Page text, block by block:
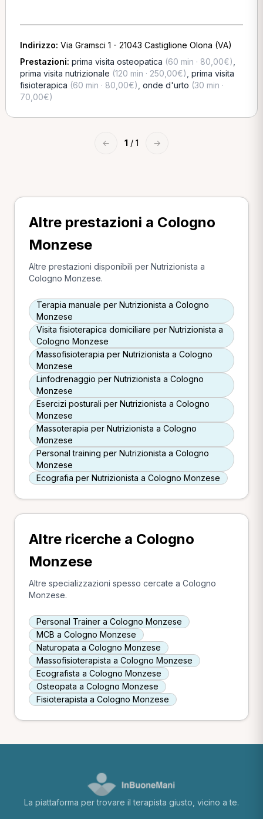
Indirizzo: Via Gramsci 1 - 21043 Castiglione Olona (VA)
Prestazioni: prima visita osteopatica (60 min · 80,00€)
prima visita nutrizionale (120 min · 250,00€) prima visita
fisioterapica (60 min · 80,00€) onde d'urto (30 min ·
70,00€)
← 1 / 1 →
Altre prestazioni a Cologno
Monzese
Altre prestazioni disponibili per Nutrizionista a
Cologno Monzese.
Terapia manuale per Nutrizionista a Cologno
Monzese
Visita fisioterapica domiciliare per Nutrizionista a
Cologno Monzese
Massofisioterapia per Nutrizionista a Cologno
Monzese
Linfodrenaggio per Nutrizionista a Cologno
Monzese
Esercizi posturali per Nutrizionista a Cologno
Monzese
Massoterapia per Nutrizionista a Cologno
Monzese
Personal training per Nutrizionista a Cologno
Monzese
Ecografia per Nutrizionista a Cologno Monzese
Altre ricerche a Cologno
Monzese
Altre specializzazioni spesso cercate a Cologno
Monzese.
Personal Trainer a Cologno Monzese
MCB a Cologno Monzese
Naturopata a Cologno Monzese
Massofisioterapista a Cologno Monzese
Ecografista a Cologno Monzese
Osteopata a Cologno Monzese
Fisioterapista a Cologno Monzese
La piattaforma per trovare il terapista giusto, vicino a te.